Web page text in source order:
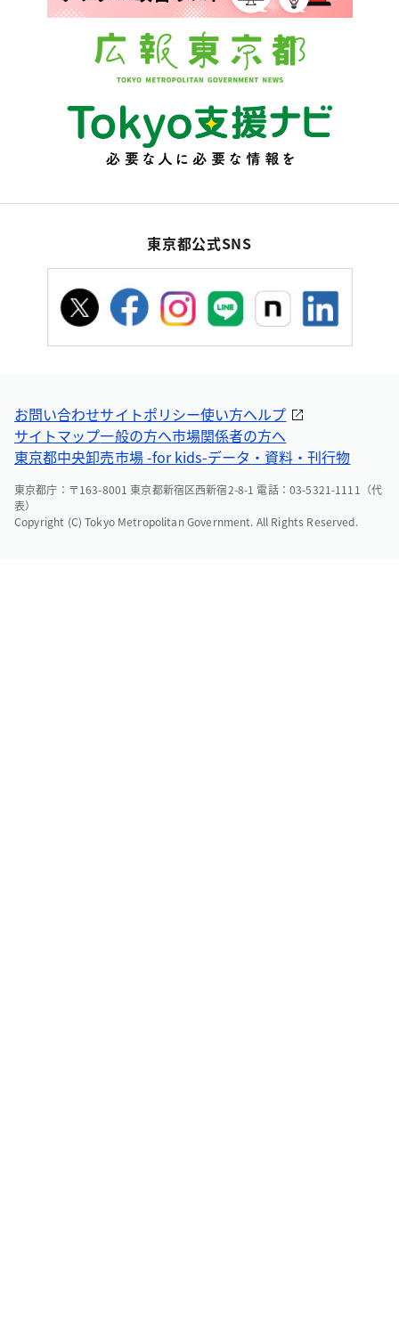
東京都公式SNS
お問い合わせサイトポリシー使い方ヘルプ
サイトマップ一般の方へ市場関係者の方へ
東京都中央卸売市場 -for kids-データ・資料・刊行物
東京都庁：〒163-8001 東京都新宿区西新宿2-8-1 電話：03-5321-1111（代
表）
Copyright (C) Tokyo Metropolitan Government. All Rights Reserved.